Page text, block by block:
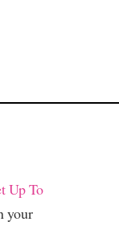
Up To
your